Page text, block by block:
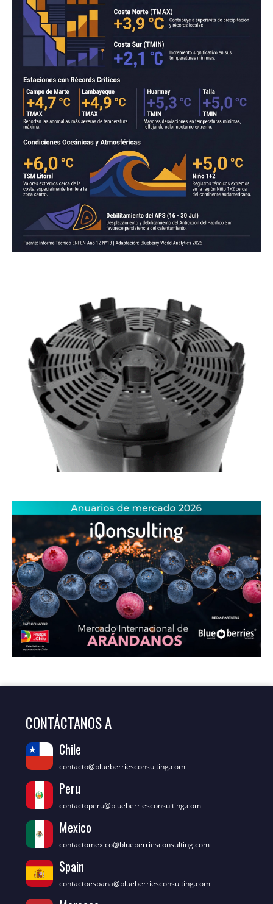
CONTÁCTANOS A
Chile
contacto@blueberriesconsulting.com
Peru
contactoperu@blueberriesconsulting.com
Mexico
contactomexico@blueberriesconsulting.com
Spain
contactoespana@blueberriesconsulting.com